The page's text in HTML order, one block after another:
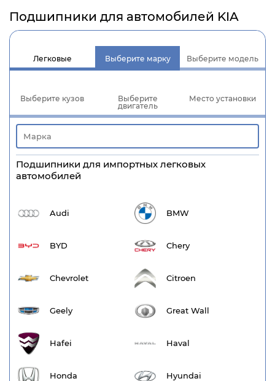
Подшипники для автомобилей KIA
Легковые Выберите марку Выберите модель
Выберите кузов
Выберите
двигатель
Место установки
Подшипники для импортных легковых
автомобилей
Audi BMW
BYD Chery
Chevrolet Citroen
Geely Great Wall
Hafei Haval
Honda Hyundai